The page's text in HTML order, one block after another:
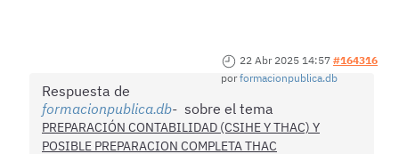
22 Abr 2025 14:57 #164316
porformacionpublica.db
Respuesta de
formacionpublica.db
sobre el tema
PREPARACIÓN CONTABILIDAD (CSIHE Y THAC) Y
POSIBLE PREPARACION COMPLETA THAC